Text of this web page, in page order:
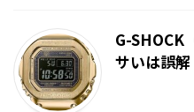
G-SHOCK
サいは誤